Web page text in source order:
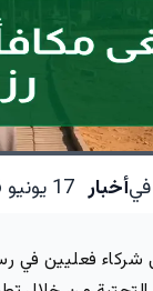
فيأخبار 17 يونيو 2026 الساعة 12:40 مساءاً
شركاء فعليين في